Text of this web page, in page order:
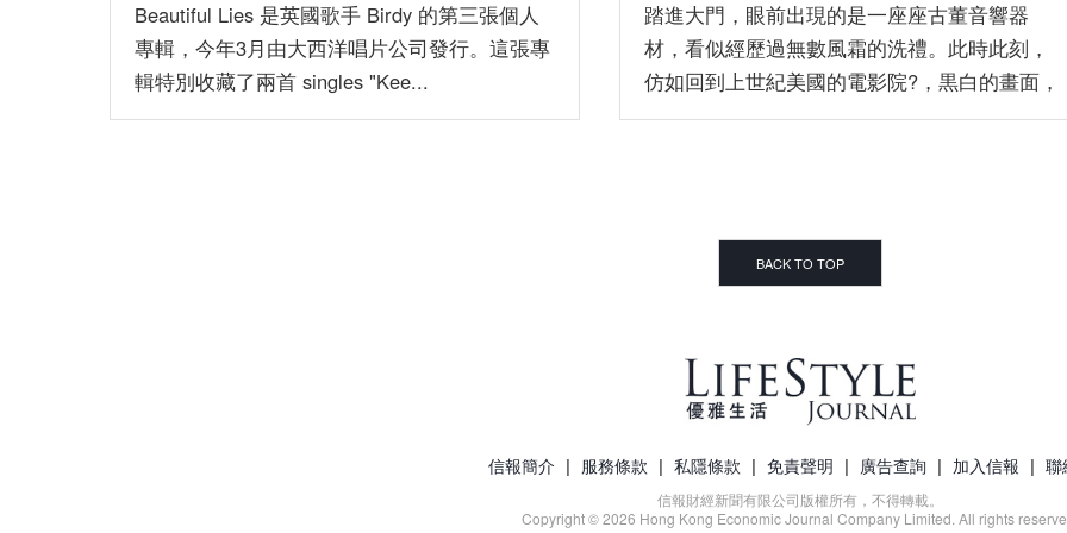
Beautiful Lies 是英國歌手 Birdy 的第三張個人
專輯，今年3月由大西洋唱片公司發行。這張專
輯特別收藏了兩首 singles "Kee...
踏進大門，眼前出現的是一座座古董音響器
材，看似經歷過無數風霜的洗禮。此時此刻，
仿如回到上世紀美國的電影院?，黒白的畫面，
動聽的配樂，隨隨於腦海中浮現⋯⋯ 古董音...
BACK TO TOP
信報簡介 | 服務條款 | 私隱條款 | 免責聲明 | 廣告查詢 | 加入信報 | 聯
信報財經新聞有限公司版權所有，不得轉載。
Copyright © 2026 Hong Kong Economic Journal Company Limited. All rights